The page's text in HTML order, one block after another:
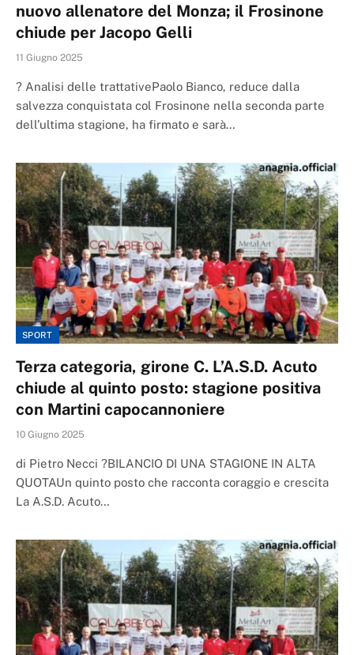
nuovo allenatore del Monza; il Frosinone
chiude per Jacopo Gelli
11 Giugno 2025
? Analisi delle trattativePaolo Bianco, reduce dalla
salvezza conquistata col Frosinone nella seconda parte
dell’ultima stagione, ha firmato e sarà…
SPORT
Terza categoria, girone C. L’A.S.D. Acuto
chiude al quinto posto: stagione positiva
con Martini capocannoniere
10 Giugno 2025
di Pietro Necci ?BILANCIO DI UNA STAGIONE IN ALTA
QUOTAUn quinto posto che racconta coraggio e crescita
La A.S.D. Acuto…